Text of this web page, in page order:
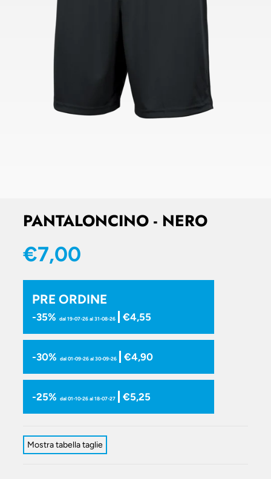
PANTALONCINO - NERO
€7,00
PRE ORDINE
-35% dal 19-07-26 al 31-08-26 €4,55
-30% dal 01-09-26 al 30-09-26 €4,90
-25% dal 01-10-26 al 18-07-27 €5,25
Mostra tabella taglie